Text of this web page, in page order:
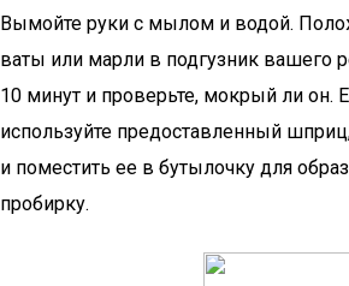
Вымойте руки с мылом и водой.
ваты или марли в подгузник вашего
10 минут и проверьте, мокрый ли он.
используйте предоставленный
и поместить ее в бутылочку для
пробирку.